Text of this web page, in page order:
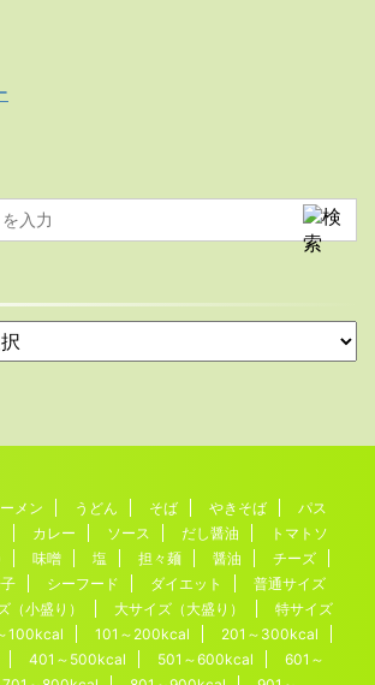
メン うどん そば やきそば
パス
カレー ソース だし醤油
トマトソ
味噌 塩 担々麺 醤油
チーズ
シーフード ダイエット
普通サイズ
（小盛り） 大サイズ（大盛り）
特サイズ
100kcal 101～200kcal
201～300kcal
401～500kcal 501～600kcal
601～